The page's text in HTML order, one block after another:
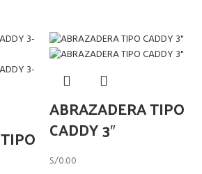
ABRAZADERA TIPO
CADDY 3″
S/0.00